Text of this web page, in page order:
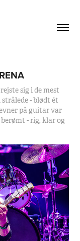
sig i de mest
- blødt ét
på guitar var
- rig, klar og